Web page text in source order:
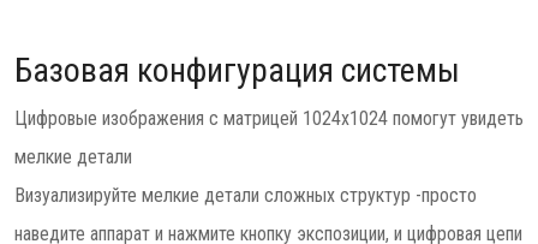
Базовая конфигурация системы
Цифровые изображения с матрицей 1024x1024 помогут увидеть
мелкие детали
Визуализируйте мелкие детали сложных структур -просто
наведите аппарат и нажмите кнопку экспозиции, и цифровая цепи